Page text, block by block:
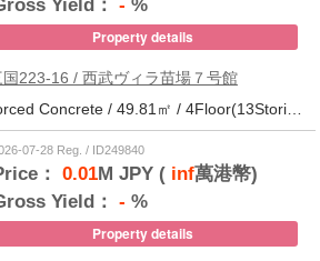
Property details
223-16 / 西武ヴィラ苗場７号館
Built 40 yrs / Steel reinforced Concrete / 49.81㎡ / 4Floor(13Stories) / 370Units / Distance from the station.
07-28 Reg. / ID249840
： 0.01M JPY (inf萬港幣)
Yield： - %
Property details